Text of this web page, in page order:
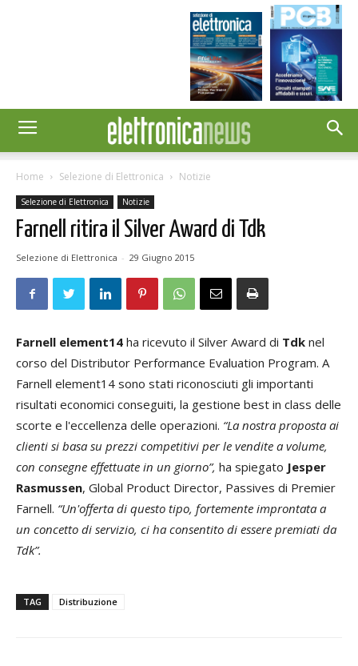
Home Selezione di Elettronica Notizie
Selezione di Elettronica Notizie
Farnell ritira il Silver Award di Tdk
Selezione di Elettronica - 29 Giugno 2015
Farnell element14 ha ricevuto il Silver Award di Tdk nel
corso del Distributor Performance Evaluation Program. A
Farnell element14 sono stati riconosciuti gli importanti
risultati economici conseguiti, la gestione best in class delle
scorte e l'eccellenza delle operazioni. “La nostra proposta ai
clienti si basa su prezzi competitivi per le vendite a volume,
con consegne effettuate in un giorno”, ha spiegato Jesper
Rasmussen, Global Product Director, Passives di Premier
Farnell. “Un'offerta di questo tipo, fortemente improntata a
un concetto di servizio, ci ha consentito di essere premiati da
Tdk”.
TAG Distribuzione